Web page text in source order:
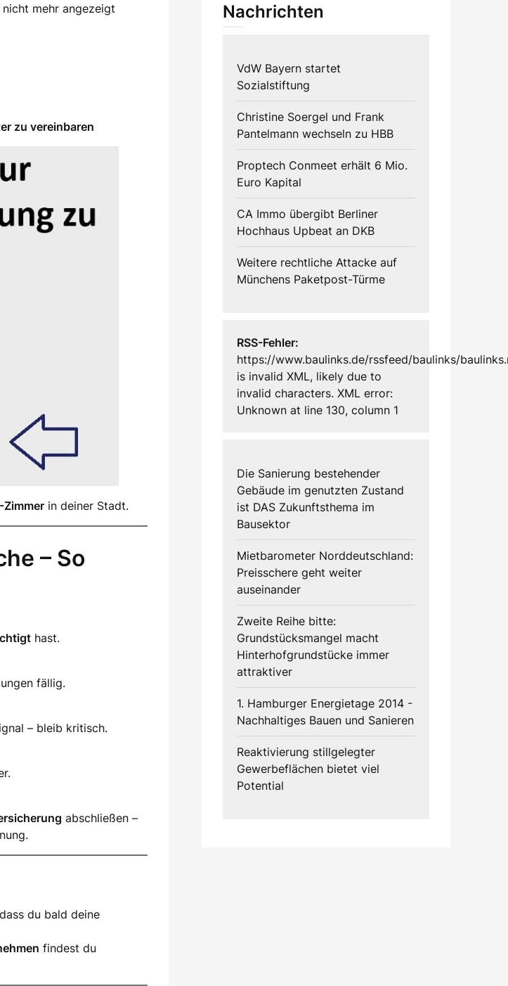
mehr angezeigt
zu vereinbaren
Zimmer in deiner Stadt.
– So
hast.
fällig.
– bleib kritisch.
abschließen –
du bald deine
findest du
Nachrichten
VdW Bayern startet
Sozialstiftung
Christine Soergel und Frank
Pantelmann wechseln zu HBB
Proptech Conmeet erhält 6 Mio.
Euro Kapital
CA Immo übergibt Berliner
Hochhaus Upbeat an DKB
Weitere rechtliche Attacke auf
Münchens Paketpost-Türme
RSS-Fehler:
https://www.baulinks.de/rssfeed/baulinks/
is invalid XML, likely due to
invalid characters. XML error:
Unknown at line 130, column 1
Die Sanierung bestehender
Gebäude im genutzten Zustand
ist DAS Zukunftsthema im
Bausektor
Mietbarometer Norddeutschland:
Preisschere geht weiter
auseinander
Zweite Reihe bitte:
Grundstücksmangel macht
Hinterhofgrundstücke immer
attraktiver
1. Hamburger Energietage 2014 -
Nachhaltiges Bauen und Sanieren
Reaktivierung stillgelegter
Gewerbeflächen bietet viel
Potential